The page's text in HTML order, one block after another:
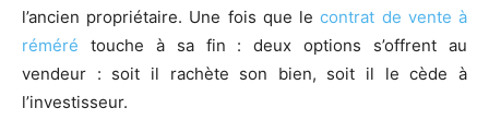
l’ancien propriétaire. Une fois que lecontrat de vente à
réméré touche à sa fin : deux options s’offrent au
vendeur : soit il rachète son bien, soit il le cède à
l’investisseur.